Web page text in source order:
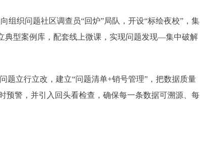
组织问题社区调查员“回炉”局队，开设“标绘夜校”，集
典型案例库，配套线上微课，实现问题发现—集中破解
题立行立改，建立“问题清单+销号管理”，把数据质量
预警，并引入 回头看检查，确保每一条数据可溯源、每